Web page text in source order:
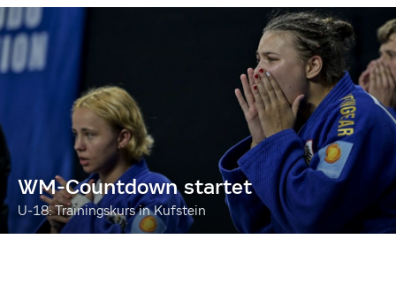
WM-Countdown startet
U-18: Trainingskurs in Kufstein